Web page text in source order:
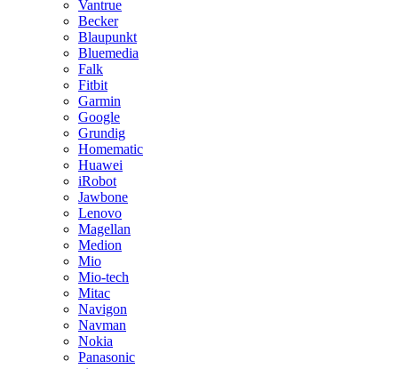
Vantrue
Becker
Blaupunkt
Bluemedia
Falk
Fitbit
Garmin
Google
Grundig
Homematic
Huawei
iRobot
Jawbone
Lenovo
Magellan
Medion
Mio
Mio-tech
Mitac
Navigon
Navman
Nokia
Panasonic